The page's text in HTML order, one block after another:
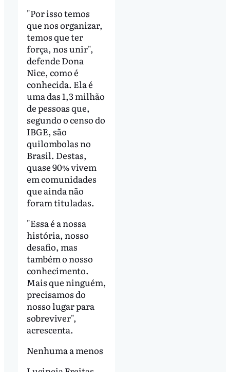
"Por isso temos
que nos organizar,
temos que ter
força, nos unir",
defende Dona
Nice, como é
conhecida. Ela é
uma das 1,3 milhão
de pessoas que,
segundo o censo do
IBGE, são
quilombolas no
Brasil. Destas,
quase 90% vivem
em comunidades
que ainda não
foram tituladas.
"Essa é a nossa
história, nosso
desafio, mas
também o nosso
conhecimento.
Mais que ninguém,
precisamos do
nosso lugar para
sobreviver",
acrescenta.
Nenhuma a menos